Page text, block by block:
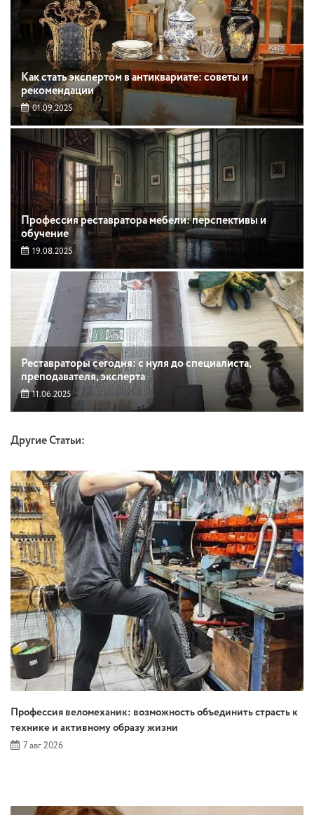
Как стать экспертом в антиквариате: советы и
рекомендации
01.09.2025
Профессия реставратора мебели: перспективы и
обучение
19.08.2025
Реставраторы сегодня: с нуля до специалиста,
преподавателя, эксперта
11.06.2025
Другие Статьи:
Профессия веломеханик: возможность объединить страсть к
технике и активному образу жизни
7 авг 2026